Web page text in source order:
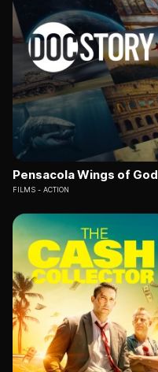
Pensacola Wings of God
FILMS ACTION